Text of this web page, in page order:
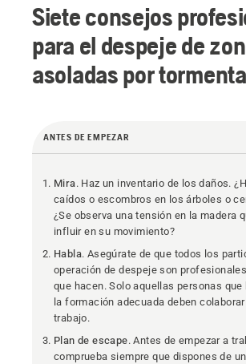
Siete consejos
para el despeje de
asoladas por
ANTES DE EMPEZAR
Mira. Haz un inventario de los daños.
caídos o escombros en los árboles o
¿Se observa una tensión en la madera
influir en su movimiento?
Habla. Asegúrate de que todos los
operación de despeje son
que hacen. Solo aquellas personas que
la formación adecuada deben
trabajo.
Plan de escape. Antes de empezar a
comprueba siempre que dispones de